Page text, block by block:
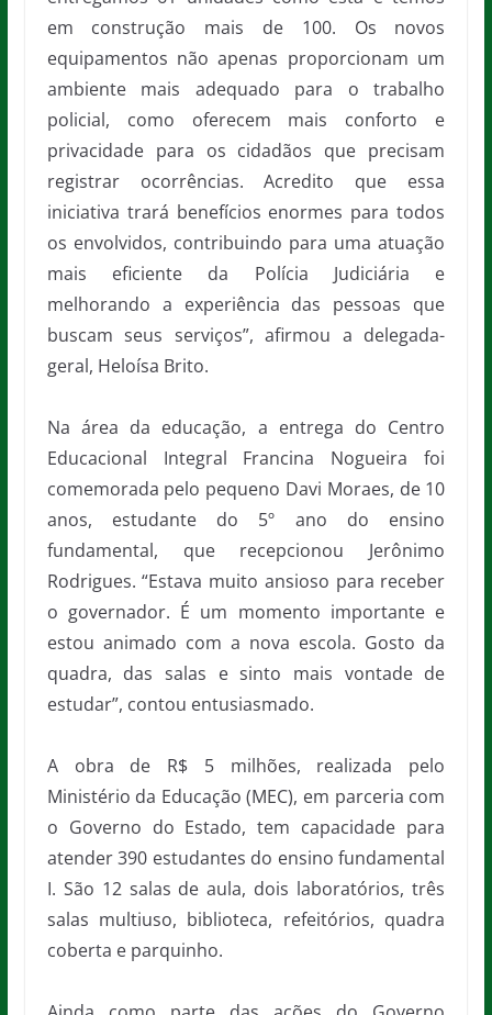
em construção mais de 100. Os novos
equipamentos não apenas proporcionam um
ambiente mais adequado para o trabalho
policial, como oferecem mais conforto e
privacidade para os cidadãos que precisam
registrar ocorrências. Acredito que essa
iniciativa trará benefícios enormes para todos
os envolvidos, contribuindo para uma atuação
mais eficiente da Polícia Judiciária e
melhorando a experiência das pessoas que
buscam seus serviços”, afirmou a delegada-
geral, Heloísa Brito.
Na área da educação, a entrega do Centro
Educacional Integral Francina Nogueira foi
comemorada pelo pequeno Davi Moraes, de 10
anos, estudante do 5º ano do ensino
fundamental, que recepcionou Jerônimo
Rodrigues. “Estava muito ansioso para receber
o governador. É um momento importante e
estou animado com a nova escola. Gosto da
quadra, das salas e sinto mais vontade de
estudar”, contou entusiasmado.
A obra de R$ 5 milhões, realizada pelo
Ministério da Educação (MEC), em parceria com
o Governo do Estado, tem capacidade para
atender 390 estudantes do ensino fundamental
I. São 12 salas de aula, dois laboratórios, três
salas multiuso, biblioteca, refeitórios, quadra
coberta e parquinho.